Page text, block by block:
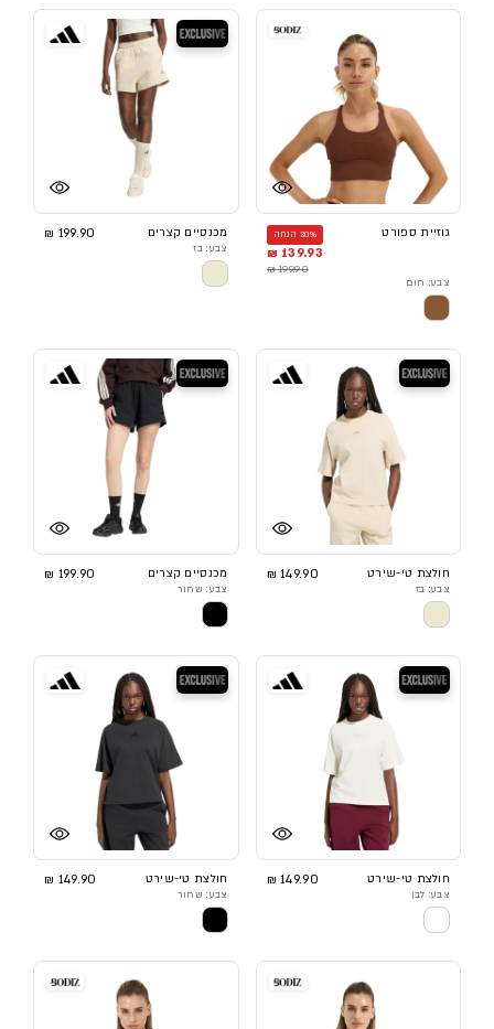
גוזיית ספורט 30% הנחה
139.93 ₪
199.90 ₪
צבע: חום
בלעדי
מכנסיים קצרים 199.90 ₪
צבע: בז
בלעדי
חולצת טי-שירט 149.90 ₪
צבע: בז
בלעדי
מכנסיים קצרים 199.90 ₪
צבע: שחור
בלעדי
חולצת טי-שירט 149.90 ₪
צבע: לבן
בלעדי
חולצת טי-שירט 149.90 ₪
צבע: שחור